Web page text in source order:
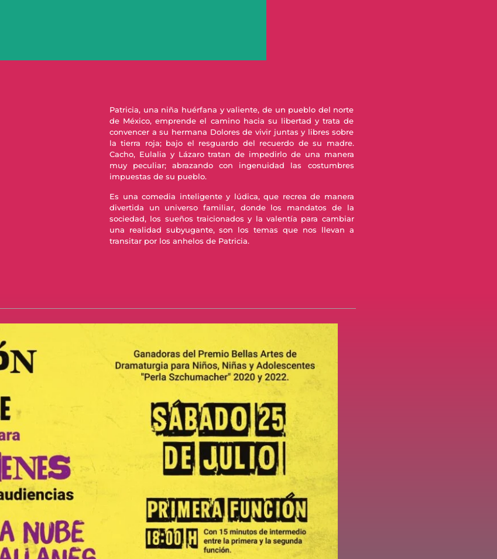
Patricia, una niña huérfana y valiente, de un pueblo del norte
de México, emprende el camino hacia su libertad y trata de
convencer a su hermana Dolores de vivir juntas y libres sobre
la tierra roja; bajo el resguardo del recuerdo de su madre.
Cacho, Eulalia y Lázaro tratan de impedirlo de una manera
muy peculiar; abrazando con ingenuidad las costumbres
impuestas de su pueblo.
Es una comedia inteligente y lúdica, que recrea de manera
divertida un universo familiar, donde los mandatos de la
sociedad, los sueños traicionados y la valentía para cambiar
una realidad subyugante, son los temas que nos llevan a
transitar por los anhelos de Patricia.